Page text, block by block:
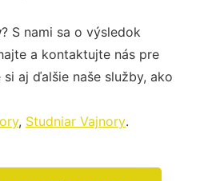
? S nami sa o výsledok
a kontaktujte nás pre
aj ďalšie naše služby, ako
, Studniar Vajnory.